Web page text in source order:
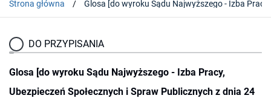
Strona główna
DO PRZYPISANIA
Glosa [do wyroku Sądu Najwyższego - Izba Pracy,
Ubezpieczeń Społecznych i Spraw Publicznych z dnia 24